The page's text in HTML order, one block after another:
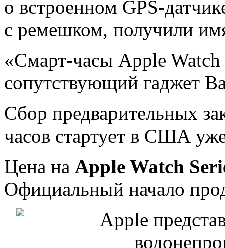
о встроенном GPS-
с ремешком, получили
«Смарт-часы Apple
сопутствующий гаджет
Сбор предварительных
часов стартует в США
Цена на Apple Watch
Официальный начало